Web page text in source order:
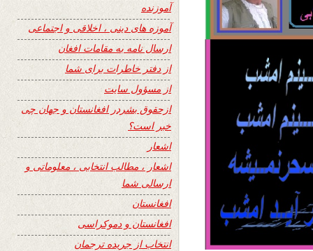
آموزنده
آموزه های دینی ، اخلاقی و اجتماعی
ارسال نامه به مقامات افغان
از دفتر خاطرات برای شما
از مسؤول سایت
ازحقوق بشردر افغانستان و جهان چی
خبر است؟
اشعار
اشعار ، مطالب انتخابی ، معلوماتی و
ارسالی شما
افغانستان
افغانستان و دموکراسی
انتخاب از جریده ترجمان